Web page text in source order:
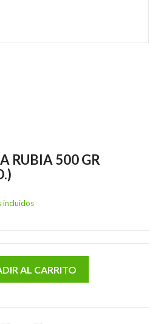
RUBIA 500 GR
incluidos
AL CARRITO